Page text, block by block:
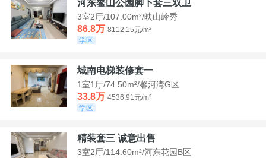
河东鳌山公园脚下套三双卫
3室2厅/107.00m²/映山岭秀
86.8万 8112.15元/m²
学区
城南电梯装修套一
1室1厅/74.50m²/馨河湾G区
33.8万 4536.91元/m²
学区
精装套三 诚意出售
3室2厅/114.60m²/河东花园B区